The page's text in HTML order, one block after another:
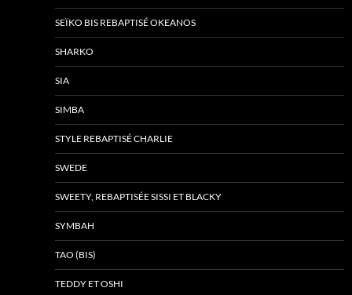
SEÏKO BIS REBAPTISÉ OKEANOS
SHARKO
SIA
SIMBA
STYLE REBAPTISÉ CHARLIE
SWEDE
SWEETY, REBAPTISÉE SISSI ET BLACKY
SYMBAH
TAO (BIS)
TEDDY ET OSHI